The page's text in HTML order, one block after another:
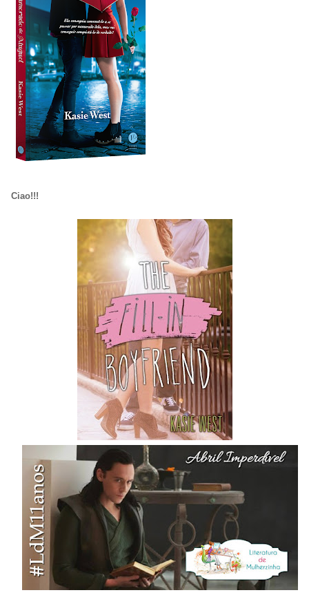
Ciao!!!